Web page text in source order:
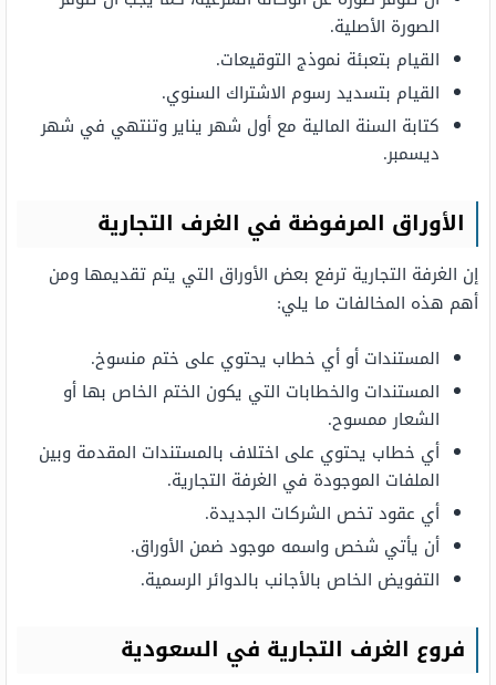
الصورة الأصلية.
القيام بتعبئة نموذج التوقيعات.
القيام بتسديد رسوم الاشتراك السنوي.
كتابة السنة المالية مع أول شهر يناير وتنتهي في شهر
ديسمبر.
الأوراق المرفوضة في الغرف التجارية
إن الغرفة التجارية ترفع بعض الأوراق التي يتم تقديمها ومن
أهم هذه المخالفات ما يلي:
المستندات أو أي خطاب يحتوي على ختم منسوخ.
المستندات والخطابات التي يكون الختم الخاص بها أو
الشعار ممسوح.
أي خطاب يحتوي على اختلاف بالمستندات المقدمة وبين
الملفات الموجودة في الغرفة التجارية.
أي عقود تخص الشركات الجديدة.
أن يأتي شخص واسمه موجود ضمن الأوراق.
التفويض الخاص بالأجانب بالدوائر الرسمية.
فروع الغرف التجارية في السعودية